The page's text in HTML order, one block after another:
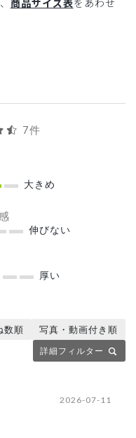
7件
大きめ
伸びない
厚い
詳細フィルター
数順 写真・動画付き順
2026-07-11